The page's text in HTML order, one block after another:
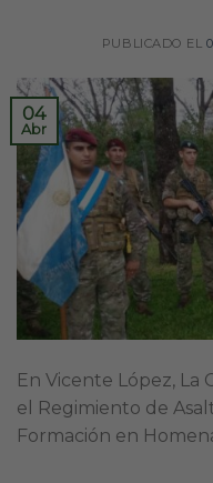
PUBLICADO EL
04
Abr
En Vicente López, La
el Regimiento de
Formación en